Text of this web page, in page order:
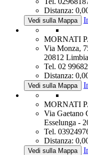
Distanza:
Vedi sulla Mappa
MORNATI
Via Monza,
20812
Tel. 02
Distanza:
Vedi sulla Mappa
MORNATI
Via Gaetano
Esselunga -
Tel.
Distanza:
Vedi sulla Mappa